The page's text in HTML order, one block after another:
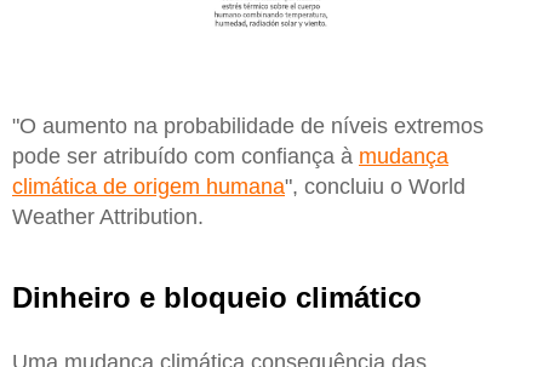
"O aumento na probabilidade de níveis extremos
pode ser atribuído com confiança à mudança
climática de origem humana", concluiu o World
Weather Attribution.
Dinheiro e bloqueio climático
Uma mudança climática consequência das